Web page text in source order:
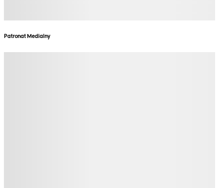
Patronat Medialny